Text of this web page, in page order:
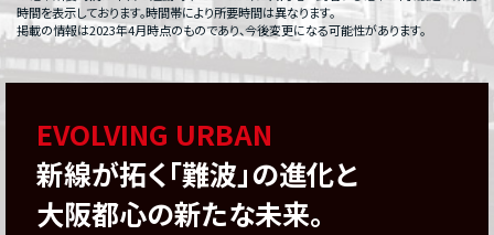
時間を表示しております。時間帯により所要時間は異なります。
掲載の情報は2023年4月時点のものであり、今後変更になる可能性があります。
EVOLVING URBAN
新線が拓く「難波」の進化と
大阪都心の新たな未来。